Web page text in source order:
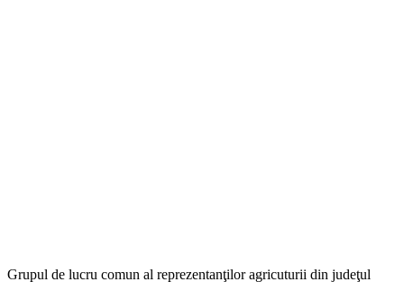
Grupul de lucru comun al reprezentanţilor agricuturii din judeţul